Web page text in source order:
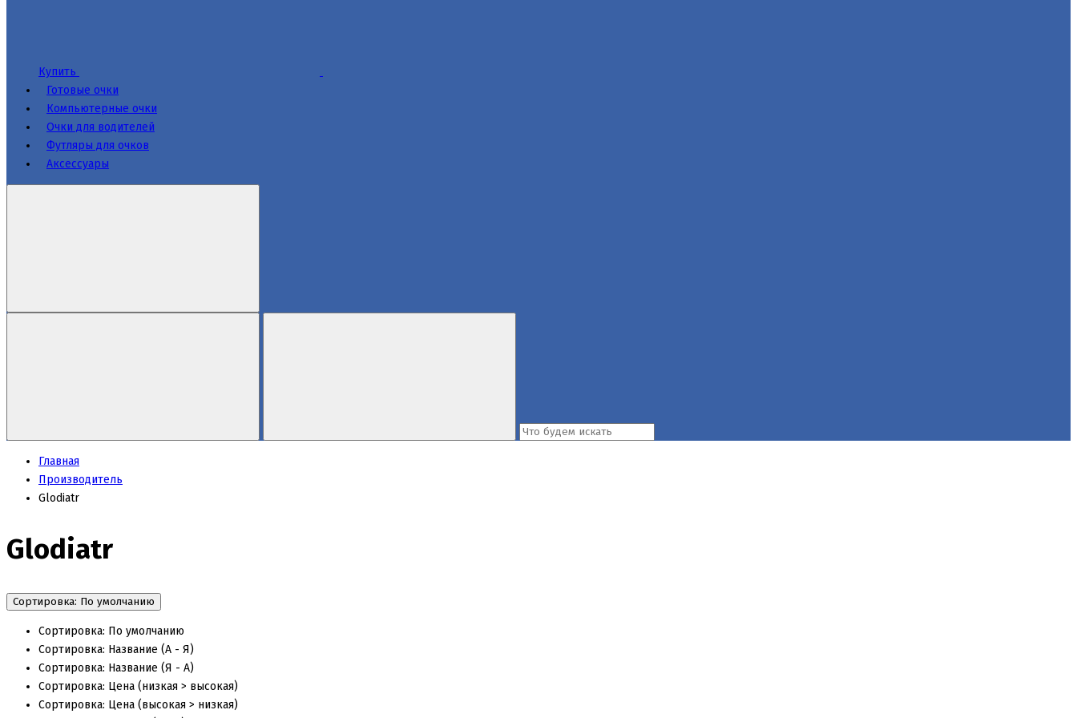
Купить
Готовые очки
Компьютерные очки
Очки для водителей
Футляры для очков
Аксессуары
Главная
Производитель
Glodiatr
Glodiatr
Сортировка: По умолчанию
Сортировка: По умолчанию
Сортировка: Название (А - Я)
Сортировка: Название (Я - А)
Сортировка: Цена (низкая > высокая)
Сортировка: Цена (высокая > низкая)